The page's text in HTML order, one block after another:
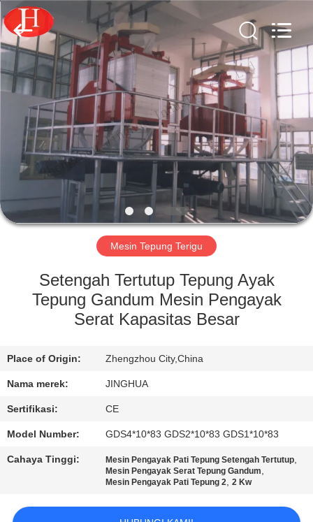
RUMAH
PRODUK
VIDEO
PERTUNJUKAN
VR
TENTANG
KAMI
PABRIK
KONTROL
KUALITAS
Zhengzhou
Jinghua
Industry
Co.,Ltd..
All
Rights
Mesin Tepung Terigu
Setengah Tertutup Tepung Ayak
Tepung Gandum Mesin Pengayak
Serat Kapasitas Besar
Place of Origin: Zhengzhou City,China
Nama merek: JINGHUA
Sertifikasi: CE
Model Number: GDS4*10*83 GDS2*10*83 GDS1*10*83
Cahaya Tinggi: Mesin Pengayak Pati Tepung Setengah Tertutup,
Mesin Pengayak Serat Tepung Gandum,
Mesin Pengayak Pati Tepung 2,2 Kw